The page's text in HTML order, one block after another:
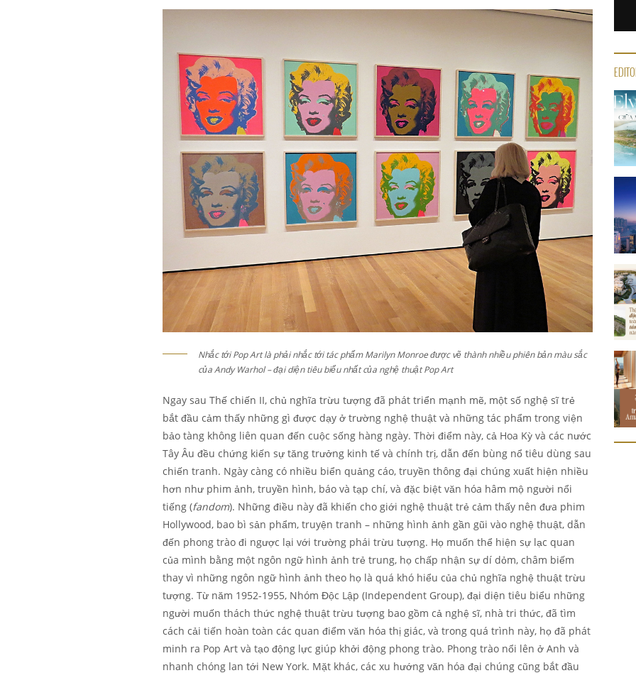
Nhắc tới Pop Art là phải nhắc tới tác phẩm Marilyn Monroe được vẽ thành nhiều phiên bản màu sắc
của Andy Warhol – đại diện tiêu biểu nhất của nghệ thuật Pop Art
Ngay sau Thế chiến II, chủ nghĩa trừu tượng đã phát triển mạnh mẽ, một số nghệ sĩ trẻ
bắt đầu cảm thấy những gì được dạy ở trường nghệ thuật và những tác phẩm trong viện
bảo tàng không liên quan đến cuộc sống hàng ngày. Thời điểm này, cả Hoa Kỳ và các nước
Tây Âu đều chứng kiến sự tăng trưởng kinh tế và chính trị, dẫn đến bùng nổ tiêu dùng sau
chiến tranh. Ngày càng có nhiều biển quảng cáo, truyền thông đại chúng xuất hiện nhiều
hơn như phim ảnh, truyền hình, báo và tạp chí, và đặc biệt văn hóa hâm mộ người nổi
tiếng (fandom). Những điều này đã khiến cho giới nghệ thuật trẻ cảm thấy nên đưa phim
Hollywood, bao bì sản phẩm, truyện tranh – những hình ảnh gần gũi vào nghệ thuật, dẫn
đến phong trào đi ngược lại với trường phái trừu tượng. Họ muốn thể hiện sự lạc quan
của mình bằng một ngôn ngữ hình ảnh trẻ trung, họ chấp nhận sự dí dỏm, châm biếm
thay vì những ngôn ngữ hình ảnh theo họ là quá khó hiểu của chủ nghĩa nghệ thuật trừu
tượng. Từ năm 1952-1955, Nhóm Độc Lập (Independent Group), đại diện tiêu biểu những
người muốn thách thức nghệ thuật trừu tượng bao gồm cả nghệ sĩ, nhà tri thức, đã tìm
cách cải tiến hoàn toàn các quan điểm văn hóa thị giác, và trong quá trình này, họ đã phát
minh ra Pop Art và tạo động lực giúp khởi động phong trào. Phong trào nổi lên ở Anh và
nhanh chóng lan tới New York. Mặt khác, các xu hướng văn hóa đại chúng cũng bắt đầu